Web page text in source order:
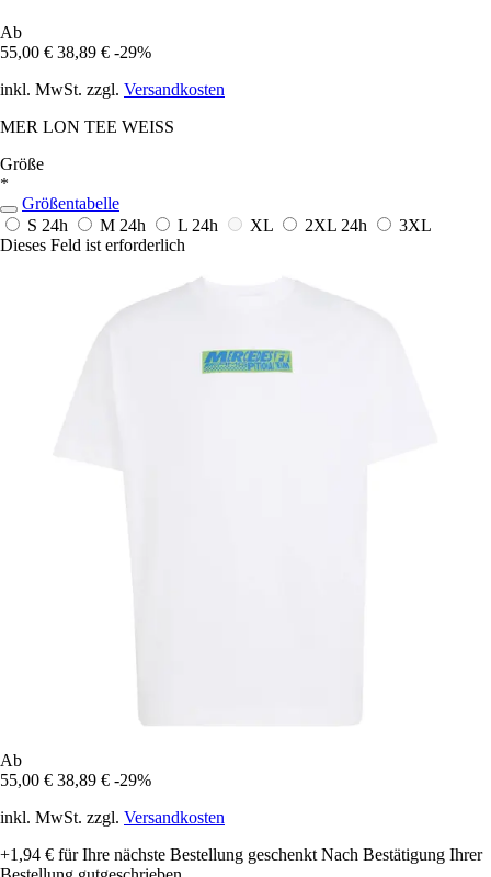
Ab
55,00 € 38,89 € -29%
inkl. MwSt. zzgl. Versandkosten
MER LON TEE WEISS
Größe
*
Größentabelle
S 24h M 24h L 24h XL 2XL 24h
3XL
Dieses Feld ist erforderlich
Ab
55,00 € 38,89 € -29%
inkl. MwSt. zzgl. Versandkosten
+1,94 € für Ihre nächste Bestellung geschenkt Nach Bestätigung Ihrer